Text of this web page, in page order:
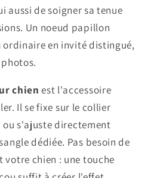
aussi de soigner sa tenue
Un noeud papillon
en invité distingué,
chien est l'accessoire
Il se fixe sur le collier
s'ajuste directement
dédiée. Pas besoin de
chien : une touche